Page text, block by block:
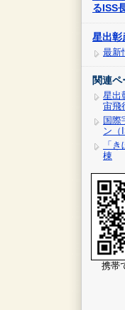
るISS
星出彰
最新
関連ペ
星出
宙飛
国際
ン（
「
棟
携帯